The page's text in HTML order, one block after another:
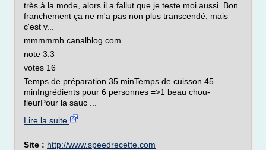
très à la mode, alors il a fallut que je teste moi aussi. Bon
franchement ça ne m'a pas non plus transcendé, mais
c'est v...
mmmmmh.canalblog.com
note 3.3
votes 16
Temps de préparation 35 minTemps de cuisson 45
minIngrédients pour 6 personnes =>1 beau chou-
fleurPour la sauc ...
Lire la suite
Site : http://www.speedrecette.com